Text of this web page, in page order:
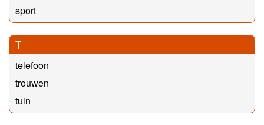
sport
T
telefoon
trouwen
tuin